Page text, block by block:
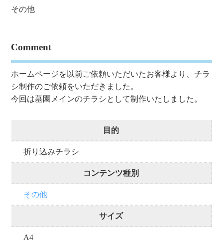
その他
Comment
ホームページを以前ご依頼いただいたお客様より、チラ
シ制作のご依頼をいただきました。
今回は墓園メインのチラシとして制作いたしました。
目的
折り込みチラシ
コンテンツ種別
その他
サイズ
A4